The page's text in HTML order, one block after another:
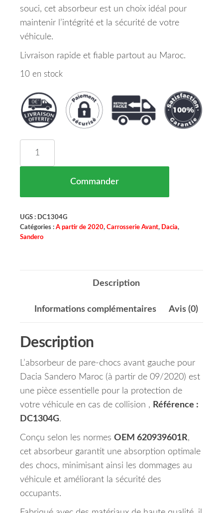
souci, cet absorbeur est un choix idéal pour
maintenir l’intégrité et la sécurité de votre
véhicule.
Livraison rapide et fiable partout au Maroc.
10 en stock
Commander
UGS : DC1304G
Catégories : A partir de 2020, Carrosserie Avant, Dacia,
Sandero
Description
Informations complémentaires Avis (0)
Description
L’absorbeur de pare-chocs avant gauche pour
Dacia Sandero Maroc (à partir de 09/2020) est
une pièce essentielle pour la protection de
votre véhicule en cas de collision , Référence :
DC1304G.
Conçu selon les normes OEM 620939601R,
cet absorbeur garantit une absorption optimale
des chocs, minimisant ainsi les dommages au
véhicule et améliorant la sécurité des
occupants.